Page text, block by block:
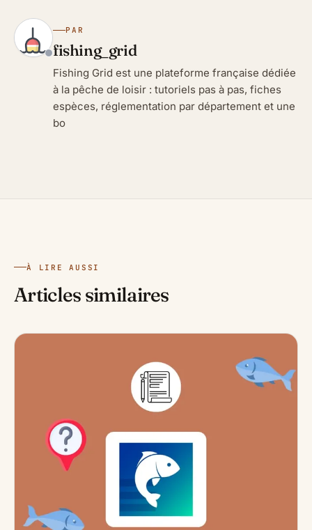
PAR
fishing_grid
Fishing Grid est une plateforme française dédiée
à la pêche de loisir : tutoriels pas à pas, fiches
espèces, réglementation par département et une
bo
À LIRE AUSSI
Articles similaires